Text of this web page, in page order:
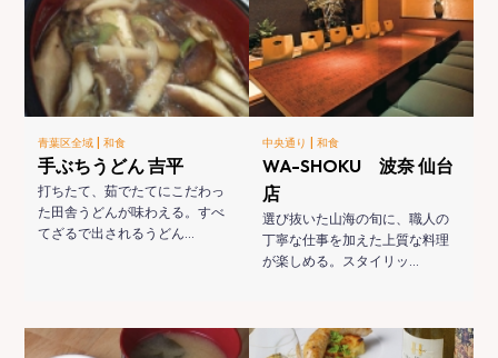
青葉区全域 |和食
手ぶちうどん 吉平
打ちたて、茹でたてにこだわっ
た田舎うどんが味わえる。すべ
てざるで出されるうどん…
中央通り | 和食
WA-SHOKU 波奈 仙台
店
選び抜いた山海の旬に、職人の
丁寧な仕事を加えた上質な料理
が楽しめる。スタイリッ…